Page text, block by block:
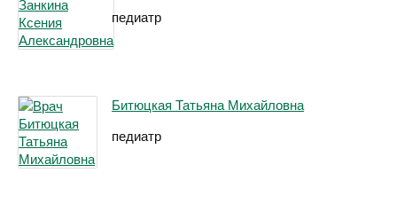
педиатр
Битюцкая Татьяна Михайловна
педиатр